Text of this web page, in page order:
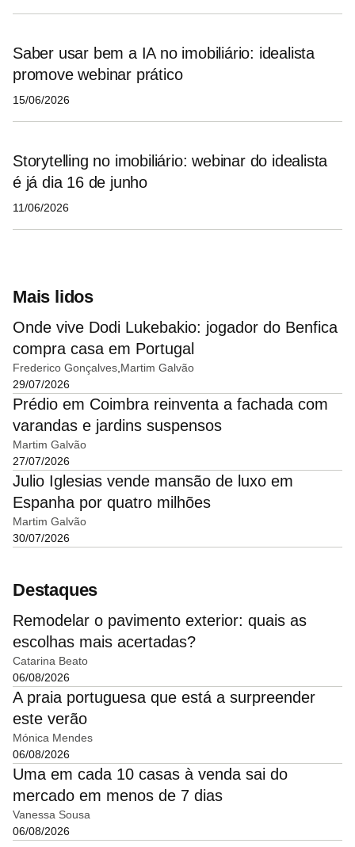
Saber usar bem a IA no imobiliário: idealista
promove webinar prático
15/06/2026
Storytelling no imobiliário: webinar do idealista
é já dia 16 de junho
11/06/2026
Mais lidos
Onde vive Dodi Lukebakio: jogador do Benfica
compra casa em Portugal
Frederico Gonçalves Martim Galvão
29/07/2026
Prédio em Coimbra reinventa a fachada com
varandas e jardins suspensos
Martim Galvão
27/07/2026
Julio Iglesias vende mansão de luxo em
Espanha por quatro milhões
Martim Galvão
30/07/2026
Destaques
Remodelar o pavimento exterior: quais as
escolhas mais acertadas?
Catarina Beato
06/08/2026
A praia portuguesa que está a surpreender
este verão
Mónica Mendes
06/08/2026
Uma em cada 10 casas à venda sai do
mercado em menos de 7 dias
Vanessa Sousa
06/08/2026